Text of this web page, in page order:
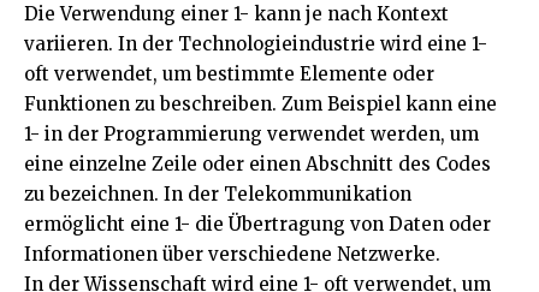
Die Verwendung einer 1- kann je nach Kontext
variieren. In der Technologieindustrie wird eine 1-
oft verwendet, um bestimmte Elemente oder
Funktionen zu beschreiben. Zum Beispiel kann eine
1- in der Programmierung verwendet werden, um
eine einzelne Zeile oder einen Abschnitt des Codes
zu bezeichnen. In der Telekommunikation
ermöglicht eine 1- die Übertragung von Daten oder
Informationen über verschiedene Netzwerke.
In der Wissenschaft wird eine 1- oft verwendet, um